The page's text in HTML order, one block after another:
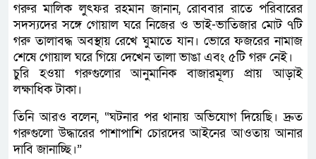
গরুর মালিক লুৎফর রহমান জানান, রোববার রাতে পরিবারের
সদস্যদের সঙ্গে গোয়াল ঘরে নিজের ও ভাই-ভাতিজার মোট ৭টি
গরু তালাবদ্ধ অবস্থায় রেখে ঘুমাতে যান। ভোরে ফজরের নামাজ
শেষে গোয়াল ঘরে গিয়ে দেখেন তালা ভাঙা এবং ৫টি গরু নেই।
চুরি হওয়া গরুগুলোর আনুমানিক বাজারমূল্য প্রায় আড়াই
লক্ষাধিক টাকা।
তিনি আরও বলেন, “ঘটনার পর থানায় অভিযোগ দিয়েছি। দ্রুত
গরুগুলো উদ্ধারের পাশাপাশি চোরদের আইনের আওতায় আনার
দাবি জানাচ্ছি।”